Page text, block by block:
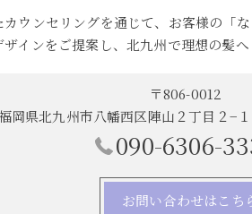
ウンセリングを通じて、お客様の「
インをご提案し、北九州で理想の髪へ
〒806-0012
福岡県北九州市八幡西区陣山２丁目２−
090-6306-
お問い合わせはこち